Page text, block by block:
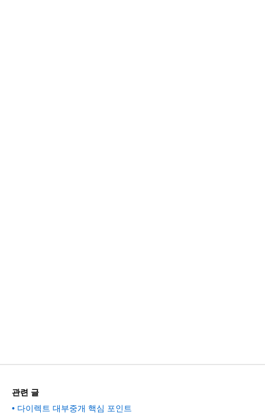
관련 글
다이렉트 대부중개 핵심 포인트